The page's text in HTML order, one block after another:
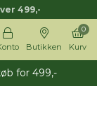
499,-
Butikken Kurv
0
for 499,-